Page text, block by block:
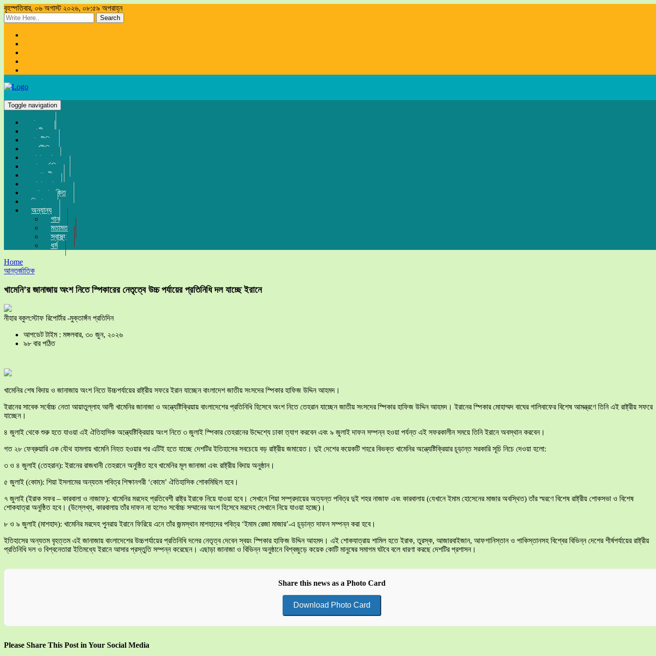
বৃহস্পতিবার, ০৬ অগাস্ট ২০২৬, ০৮:৫৯ অপরাহ্ন
Search
Toggle navigation
প্রচ্ছদ
জাতীয়
রাজনীতি
অর্থনীতি
সারা দেশ
আন্তর্জাতিক
সম্পাদকীয়
খেলা-ধুলা
তথ্য-প্রযুক্তি
বিনোদন
অন্যান্য
গান
মতামত
স্বাস্থ্য
ধর্ম
Home
আন্তর্জাতিক
খামেনি’র জানাজায় অংশ নিতে স্পিকারের নেতৃত্বে উচ্চ পর্যায়ের প্রতিনিধি দল যাচ্ছে ইরানে
নীহার বকুল:স্টাফ রিপোর্টার -মুক্তাঙ্গঁন প্রতিদিন
আপডেট টাইম : মঙ্গলবার, ৩০ জুন, ২০২৬
৯৮ বার পঠিত
খামেনির শেষ বিদায় ও জানাজায় অংশ নিতে উচ্চপর্যায়ের রাষ্ট্রীয় সফরে ইরান যাচ্ছেন বাংলাদেশ জাতীয় সংসদের স্পিকার হাফিজ উদ্দিন আহমদ।
ইরানের সাবেক সর্বোচ্চ নেতা আয়াতুল্লাহ আলী খামেনির জানাজা ও অন্ত্যেষ্টিক্রিয়ায় বাংলাদেশের প্রতিনিধি হিসেবে অংশ নিতে তেহরান যাচ্ছেন জাতীয় সংসদের স্পিকার হাফিজ উদ্দিন আহমদ। ইরানের স্পিকার মোহাম্মদ বাঘের গালিবাফের বিশেষ আমন্ত্রণে তিনি এই রাষ্ট্রীয় সফরে
যাচ্ছেন।
৪ জুলাই থেকে শুরু হতে যাওয়া এই ঐতিহাসিক অন্ত্যেষ্টিক্রিয়ায় অংশ নিতে ৩ জুলাই স্পিকার তেহরানের উদ্দেশ্যে ঢাকা ত্যাগ করবেন এবং ৯ জুলাই দাফন সম্পন্ন হওয়া পর্যন্ত এই সফরকালীন সময়ে তিনি ইরানে অবস্থান করবেন।
গত ২৮ ফেব্রুয়ারি এক যৌথ হামলায় খামেনি নিহত হওয়ার পর এটিই হতে যাচ্ছে দেশটির ইতিহাসের সবচেয়ে বড় রাষ্ট্রীয় জমায়েত। দুই দেশের কয়েকটি শহরে বিভক্ত খামেনির অন্ত্যেষ্টিক্রিয়ার চূড়ান্ত সরকারি সূচি নিচে দেওয়া হলো:
৩ ও ৪ জুলাই (তেহরান): ইরানের রাজধানী তেহরানে অনুষ্ঠিত হবে খামেনির মূল জানাজা এবং রাষ্ট্রীয় বিদায় অনুষ্ঠান।
৫ জুলাই (কোম): শিয়া ইসলামের অন্যতম পবিত্র শিক্ষানগরী ‘কোমে’ ঐতিহাসিক শোকমিছিল হবে।
৭ জুলাই (ইরাক সফর – কারবালা ও নাজাফ): খামেনির মরদেহ প্রতিবেশী রাষ্ট্র ইরাকে নিয়ে যাওয়া হবে। সেখানে শিয়া সম্প্রদায়ের অত্যন্ত পবিত্র দুই শহর নাজাফ এবং কারবালায় (যেখানে ইমাম হোসেনের মাজার অবস্থিত) তাঁর স্মরণে বিশেষ রাষ্ট্রীয় শোকসভা ও বিশেষ
শোকযাত্রা অনুষ্ঠিত হবে। (উল্লেখ্য, কারবালায় তাঁর দাফন না হলেও সর্বোচ্চ সম্মানের অংশ হিসেবে মরদেহ সেখানে নিয়ে যাওয়া হচ্ছে)।
৮ ও ৯ জুলাই (মাশহাদ): খামেনির মরদেহ পুনরায় ইরানে ফিরিয়ে এনে তাঁর জন্মস্থান মাশহাদের পবিত্র ‘ইমাম রেজা মাজার’-এ চূড়ান্ত দাফন সম্পন্ন করা হবে।
ইতিহাসের অন্যতম বৃহত্তম এই জানাজায় বাংলাদেশের উচ্চপর্যায়ের প্রতিনিধি দলের নেতৃত্ব দেবেন স্বয়ং স্পিকার হাফিজ উদ্দিন আহমদ। এই শোকযাত্রায় শামিল হতে ইরাক, তুরস্ক, আজারবাইজান, আফগানিস্তান ও পাকিস্তানসহ বিশ্বের বিভিন্ন দেশের শীর্ষপর্যায়ের রাষ্ট্রীয়
প্রতিনিধি দল ও বিশ্বনেতারা ইতিমধ্যে ইরানে আসার প্রস্তুতি সম্পন্ন করেছেন। এছাড়া জানাজা ও বিভিন্ন অনুষ্ঠানে বিশ্বজুড়ে কয়েক কোটি মানুষের সমাগম ঘটবে বলে ধারণা করছে দেশটির প্রশাসন।
Share this news as a Photo Card
Download Photo Card
Please Share This Post in Your Social Media